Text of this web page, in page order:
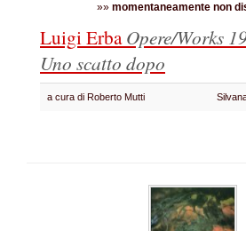
»» momentaneamente non
Luigi ErbaOpere/Works
Uno scatto dopo
a cura di Roberto Mutti